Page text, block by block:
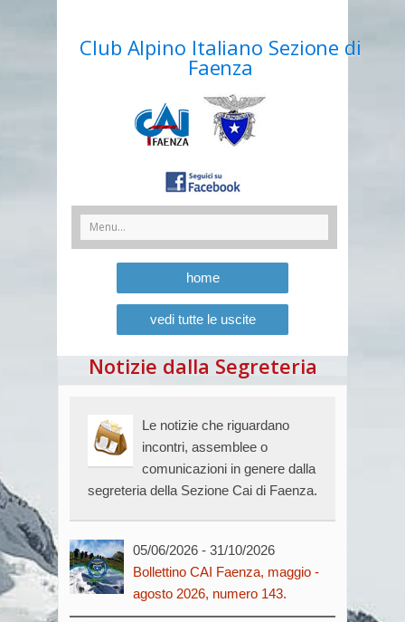
Club Alpino Italiano Sezione di
Faenza
home
vedi tutte le uscite
Notizie dalla Segreteria
Le notizie che riguardano
incontri, assemblee o
comunicazioni in genere dalla
segreteria della Sezione Cai di Faenza.
05/06/2026 - 31/10/2026
Bollettino CAI Faenza, maggio -
agosto 2026, numero 143.